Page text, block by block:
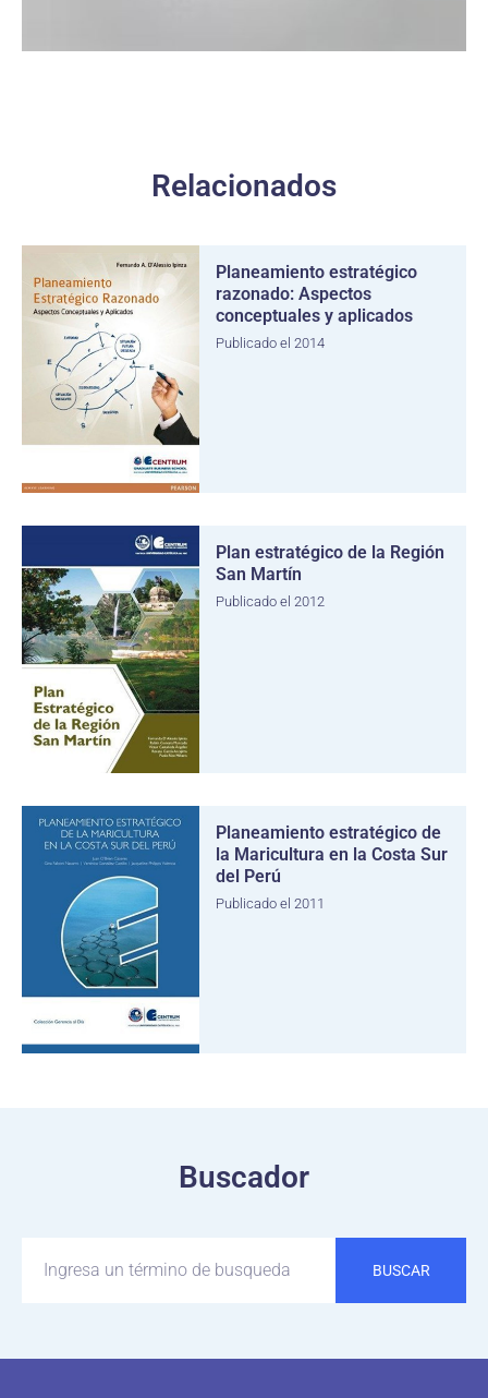
Relacionados
Planeamiento estratégico
razonado: Aspectos
conceptuales y aplicados
Publicado el 2014
Plan estratégico de la Región
San Martín
Publicado el 2012
Planeamiento estratégico de
la Maricultura en la Costa Sur
del Perú
Publicado el 2011
Buscador
BUSCAR